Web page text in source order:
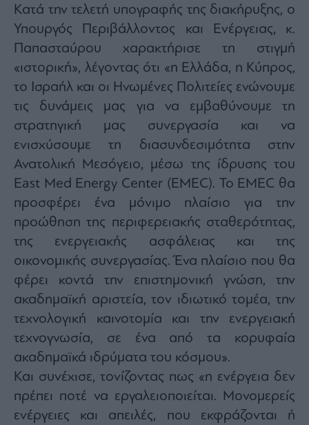
Google
Privacy
and
Terms
of
Service
Κατά την τελετή υπογραφής της διακήρυξης, ο
Υπουργός Περιβάλλοντος και Ενέργειας, κ.
Παπασταύρου χαρακτήρισε τη στιγμή
«ιστορική», λέγοντας ότι «η Ελλάδα, η Κύπρος,
το Ισραήλ και οι Ηνωμένες Πολιτείες ενώνουμε
τις δυνάμεις μας για να εμβαθύνουμε τη
στρατηγική μας συνεργασία και να
ενισχύσουμε τη διασυνδεσιμότητα στην
Ανατολική Μεσόγειο, μέσω της ίδρυσης του
East Med Energy Center (EMEC). Το EMEC θα
προσφέρει ένα μόνιμο πλαίσιο για την
προώθηση της περιφερειακής σταθερότητας,
της ενεργειακής ασφάλειας και της
οικονομικής συνεργασίας. Ένα πλαίσιο που θα
φέρει κοντά την επιστημονική γνώση, την
ακαδημαϊκή αριστεία, τον ιδιωτικό τομέα, την
τεχνολογική καινοτομία και την ενεργειακή
τεχνογνωσία, σε ένα από τα κορυφαία
ακαδημαϊκά ιδρύματα του κόσμου».
Και συνέχισε, τονίζοντας πως «η ενέργεια δεν
πρέπει ποτέ να εργαλειοποιείται. Μονομερείς
ενέργειες και απειλές, που εκφράζονται ή